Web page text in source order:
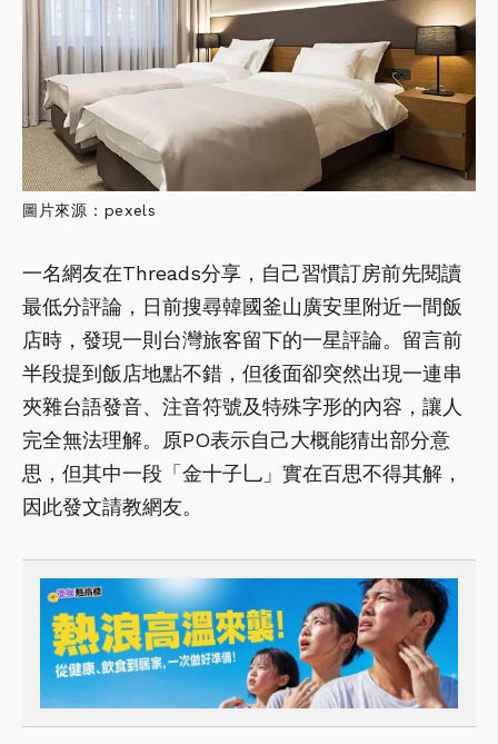
圖片來源：pexels
一名網友在Threads分享，自己習慣訂房前先閱讀
最低分評論，日前搜尋韓國釜山廣安里附近一間飯
店時，發現一則台灣旅客留下的一星評論。留言前
半段提到飯店地點不錯，但後面卻突然出現一連串
夾雜台語發音、注音符號及特殊字形的內容，讓人
完全無法理解。原PO表示自己大概能猜出部分意
思，但其中一段「金十子乚」實在百思不得其解，
因此發文請教網友。